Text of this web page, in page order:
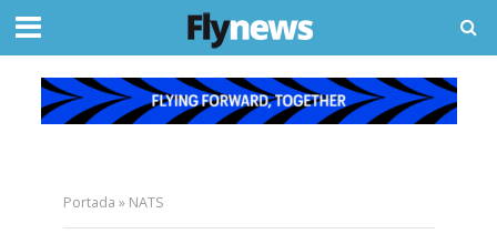
Portada » NATS